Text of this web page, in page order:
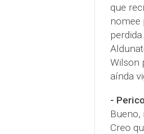
que
nomee
Wilson
aínda
-
Bueno,
Creo